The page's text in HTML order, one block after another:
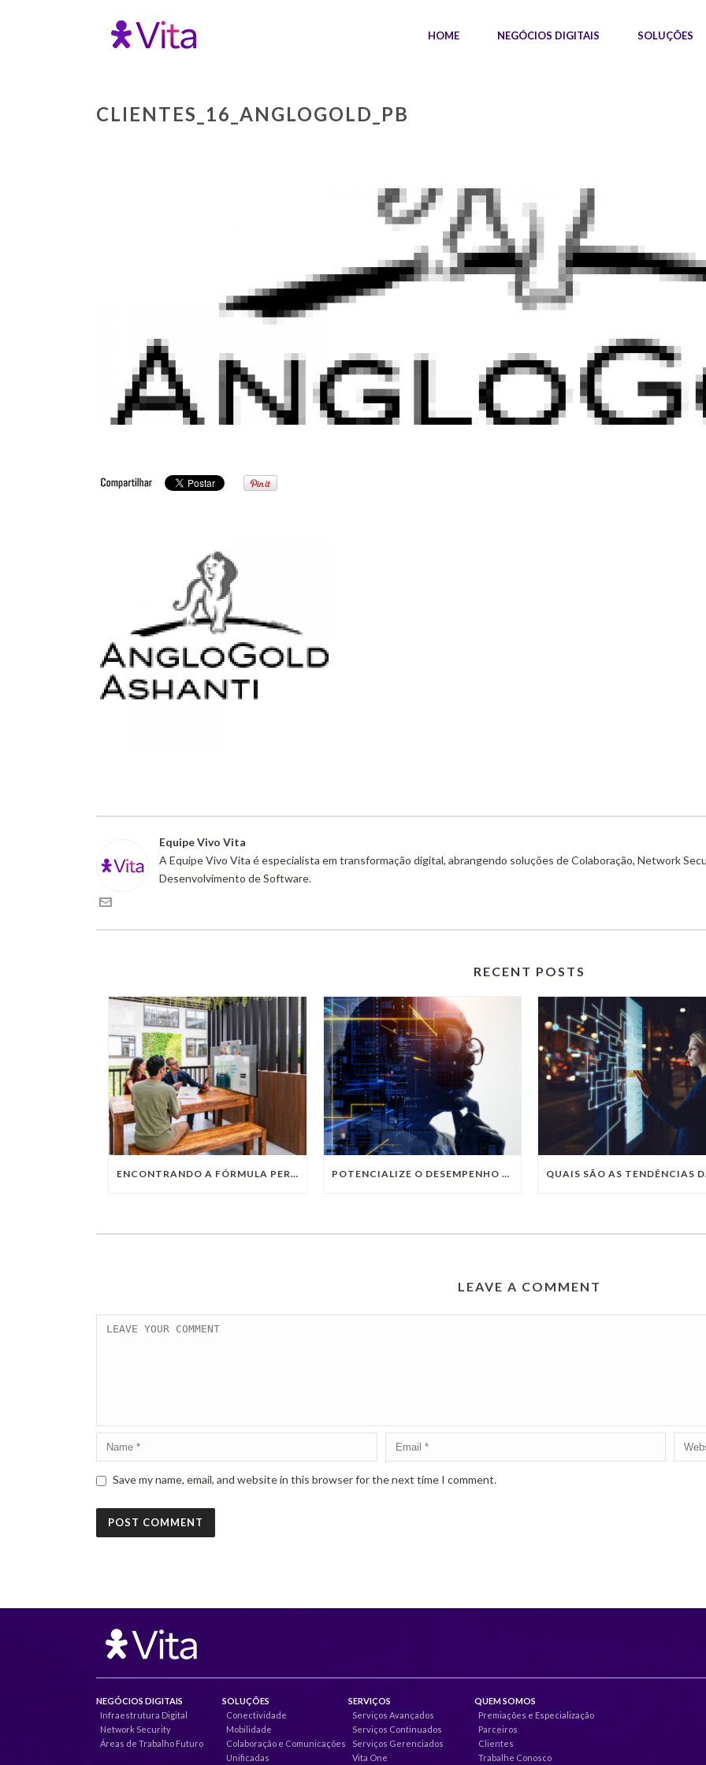
HOME NEGÓCIOS DIGITAIS SOLUÇÕES
CLIENTES_16_ANGLOGOLD_PB
Equipe Vivo Vita
A Equipe Vivo Vita é especialista em transformação digital, abrangendo soluções de Colaboração, Network
Desenvolvimento de Software.
RECENT POSTS
ENCONTRANDO A FÓRMULA PERFEITA: TRABALHO PRESENCIAL, HOME OFFICE OU TRABALHO HÍBRIDO? POTENCIALIZE O DESEMPENHO DA SUA EMPRESA COM OS SERVIÇOS DE TI DA VIVO VITA
LEAVE A COMMENT
Save my name, email, and website in this browser for the next time I comment.
NEGÓCIOS DIGITAIS
Infraestrutura Digital
Network Security
Áreas de Trabalho Futuro
SOLUÇÕES
Conectividade
Mobilidade
Colaboração e Comunicações
Unificadas
SERVIÇOS
Serviços Avançados
Serviços Continuados
Serviços Gerenciados
Vita One
QUEM SOMOS
Premiações e Especialização
Parceiros
Clientes
Trabalhe Conosco